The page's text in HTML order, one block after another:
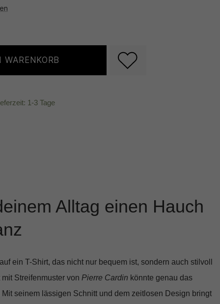
WARENKORB
1-3 Tage
Alltag einen Hauch
ein T-Shirt, das nicht nur bequem ist, sondern auch stilvoll
mit Streifenmustervon Pierre Cardin könnte genau das
Mit seinem lässigen Schnitt und dem zeitlosen Design bringt